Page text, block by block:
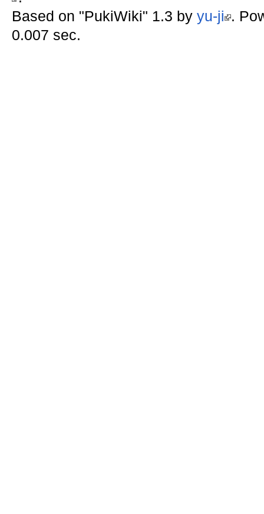
Based on "PukiWiki" 1.3 by yu-ji .
0.007 sec.